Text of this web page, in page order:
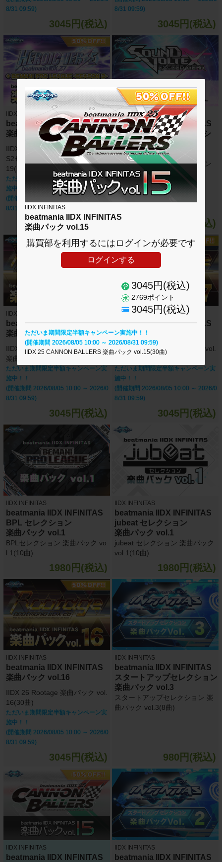
IIDX INFINITAS
beatmania IIDX INFINITAS
楽曲パック vol.15
購買部を利用するにはログインが必要です
ログインする
3045円(税込)
2769ポイント
3045円(税込)
ただいま期間限定半額キャンペーン実施中！！
(開催期間 2026/08/05 10:00 ～ 2026/08/31 09:59)
IIDX 25 CANNON BALLERS 楽曲パック vol.15(30曲)
8/31 09:59)
3045円(税込)
8/31 09:59)
3045円(税込)
IIDX INFINITAS
beatmania IIDX INFINITAS
楽曲パック vol.19
IIDX 27 HEROIC VERSE + BPL
S2セレクション 楽曲パック vol.
19(50曲)
ただいま期間限定半額キャンペーン実
施中！！
(開催期間 2026/08/05 10:00 ～ 2026/0
8/31 09:59)
5390円(税込)
IIDX INFINITAS
beatmania IIDX INFINITAS
SOUND VOLTEX セレクシ
ョン
楽曲パック vol.1
SOUND VOLTEX セレクション
楽曲パック vol.1(12曲)
2480円(税込)
IIDX INFINITAS
beatmania IIDX INFINITAS
楽曲パック vol.18
IIDX 26 Rootage +セレクション
楽曲パック vol.18(30曲)
ただいま期間限定半額キャンペーン実
施中！！
(開催期間 2026/08/05 10:00 ～ 2026/0
8/31 09:59)
3045円(税込)
IIDX INFINITAS
beatmania IIDX INFINITAS
楽曲パック vol.17
IIDX 26 Rootage 楽曲パック vol.
ただいま期間限定半額キャンペーン実
施中！！
(開催期間 2026/08/05 10:00 ～ 2026/0
8/31 09:59)
3045円(税込)
IIDX INFINITAS
beatmania IIDX INFINITAS
BPL セレクション
楽曲パック vol.1
BPLセレクション 楽曲パック vo
l.1(10曲)
1980円(税込)
IIDX INFINITAS
beatmania IIDX INFINITAS
jubeat セレクション
楽曲パック vol.1
jubeat セレクション 楽曲パック
vol.1(10曲)
1980円(税込)
IIDX INFINITAS
beatmania IIDX INFINITAS
楽曲パック vol.16
IIDX 26 Rootage 楽曲パック vol.
16(30曲)
ただいま期間限定半額キャンペーン実
施中！！
(開催期間 2026/08/05 10:00 ～ 2026/0
8/31 09:59)
3045円(税込)
IIDX INFINITAS
beatmania IIDX INFINITAS
スタートアップセレクション
楽曲パック vol.3
スタートアップセレクション 楽
曲パック vol.3(8曲)
980円(税込)
IIDX INFINITAS
beatmania IIDX INFINITAS
IIDX INFINITAS
beatmania IIDX INFINITAS